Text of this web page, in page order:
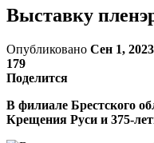
Выставку
Опубликовано Сен 1, 2023
179
Поделится
В филиале Брестского
Крещения Руси и 375-